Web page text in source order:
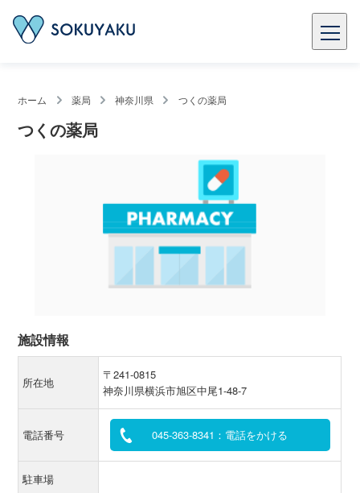
ホーム 薬局 神奈川県 つくの薬局
つくの薬局
施設情報
所在地
〒241-0815
神奈川県横浜市旭区中尾1-48-7
電話番号 045-363-8341：電話をかける
駐車場